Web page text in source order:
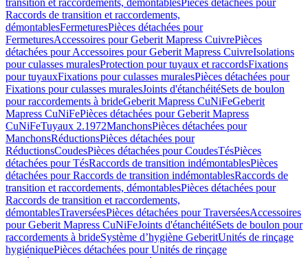
transition et raccordements, démontablesPièces détachées pour
Raccords de transition et raccordements,
démontablesFermeturesPièces détachées pour
FermeturesAccessoires pour Geberit Mapress CuivrePièces
détachées pour Accessoires pour Geberit Mapress CuivreIsolations
pour culasses muralesProtection pour tuyaux et raccordsFixations
pour tuyauxFixations pour culasses muralesPièces détachées pour
Fixations pour culasses muralesJoints d'étanchéitéSets de boulon
pour raccordements à brideGeberit Mapress CuNiFeGeberit
Mapress CuNiFePièces détachées pour Geberit Mapress
CuNiFeTuyaux 2.1972ManchonsPièces détachées pour
ManchonsRéductionsPièces détachées pour
RéductionsCoudesPièces détachées pour CoudesTésPièces
détachées pour TésRaccords de transition indémontablesPièces
détachées pour Raccords de transition indémontablesRaccords de
transition et raccordements, démontablesPièces détachées pour
Raccords de transition et raccordements,
démontablesTraverséesPièces détachées pour TraverséesAccessoires
pour Geberit Mapress CuNiFeJoints d'étanchéitéSets de boulon pour
raccordements à brideSystème d’hygiène GeberitUnités de rinçage
hygiéniquePièces détachées pour Unités de rinçage